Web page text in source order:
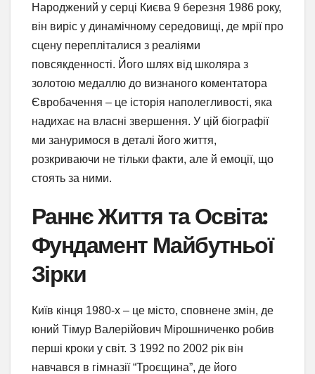
Народжений у серці Києва 9 березня 1986 року,
він виріс у динамічному середовищі, де мрії про
сцену перепліталися з реаліями
повсякденності. Його шлях від школяра з
золотою медаллю до визнаного коментатора
Євробачення – це історія наполегливості, яка
надихає на власні звершення. У цій біографії
ми зануримося в деталі його життя,
розкриваючи не тільки факти, але й емоції, що
стоять за ними.
Раннє Життя та Освіта:
Фундамент Майбутньої
Зірки
Київ кінця 1980-х – це місто, сповнене змін, де
юний Тімур Валерійович Мірошниченко робив
перші кроки у світ. З 1992 по 2002 рік він
навчався в гімназії “Троєщина”, де його